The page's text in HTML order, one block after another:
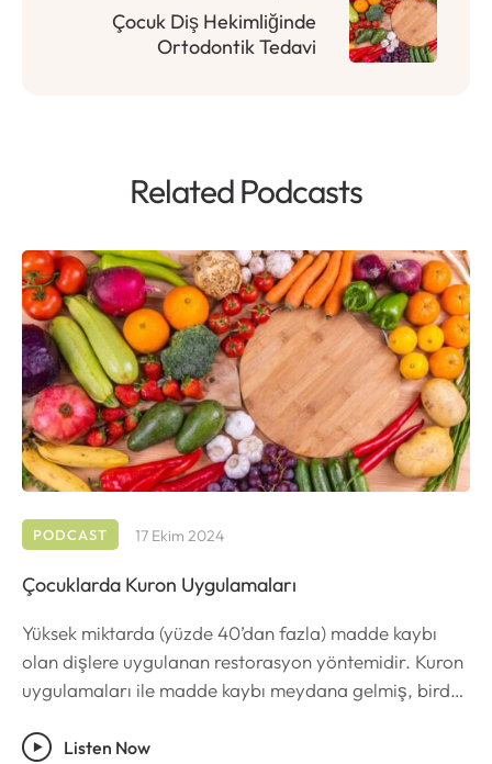
Çocuk Diş Hekimliğinde
Ortodontik Tedavi
Related Podcasts
PODCAST 17 Ekim 2024
Çocuklarda Kuron Uygulamaları
Yüksek miktarda (yüzde 40’dan fazla) madde kaybı
olan dişlere uygulanan restorasyon yöntemidir. Kuron
uygulamaları ile madde kaybı meydana gelmiş, birden
ile kaplanır. Bu uygulama ile diş hem restore edilmiş
Listen Now